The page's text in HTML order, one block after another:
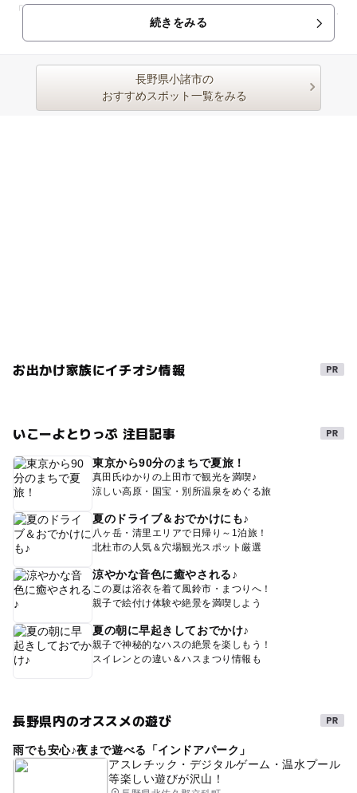
「中村利勝」が「仙石秀久」の13代目にあたる方と友人であっ
たことから、古文書に記さ...続きをみる
長野県小諸市の
おすすめスポット一覧をみる
お出かけ家族にイチオシ情報
いこーよとりっぷ 注目記事
東京から90分のまちで夏旅！
真田氏ゆかりの上田市で観光を満喫♪
涼しい高原・国宝・別所温泉をめぐる旅
夏のドライブ＆おでかけにも♪
八ヶ岳・清里エリアで日帰り～1泊旅！
北杜市の人気＆穴場観光スポット厳選
涼やかな音色に癒やされる♪
この夏は浴衣を着て風鈴市・まつりへ！
親子で絵付け体験や絶景を満喫しよう
夏の朝に早起きしておでかけ♪
親子で神秘的なハスの絶景を楽しもう！
スイレンとの違い＆ハスまつり情報も
長野県内のオススメの遊び
雨でも安心♪夜まで遊べる「インドアパーク」
アスレチック・デジタルゲーム・温水プール
等楽しい遊びが沢山！